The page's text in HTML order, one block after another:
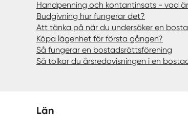
Handpenning och kontantinsats - vad
Budgivning hur fungerar det?
Att tänka på när du undersöker en
Köpa lägenhet för första gången?
Så fungerar en bostadsrättsförening
Så tolkar du årsredovisningen i en
Län